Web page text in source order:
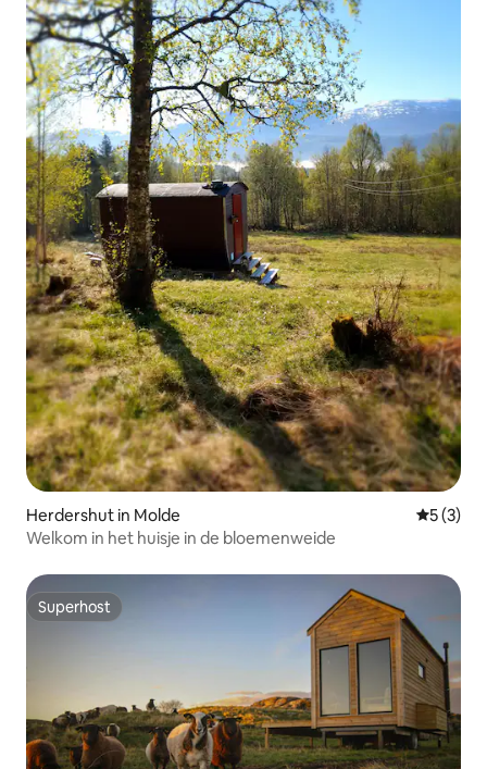
Herdershut in Molde
5 (3)
Welkom in het huisje in de bloemenweide
Superhost
Superhost